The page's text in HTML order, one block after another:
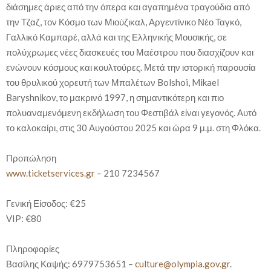
διάσημες άριες από την όπερα και αγαπημένα τραγούδια από
την Τζαζ, τον Κόσμο των Μιούζικαλ, Αργεντίνικο Νέο Ταγκό,
Γαλλικό Καμπαρέ, αλλά και της Ελληνικής Μουσικής, σε
πολύχρωμες νέες διασκευές του Μαέστρου που διασχίζουν και
ενώνουν κόσμους και κουλτούρες. Μετά την ιστορική παρουσία
του θρυλικού χορευτή των Μπαλέτων Bolshoi, Mikael
Baryshnikov, το μακρινό 1997, η σημαντικότερη και πιο
πολυαναμενόμενη εκδήλωση του Φεστιβάλ είναι γεγονός. Αυτό
το καλοκαίρι, στις 30 Αυγούστου 2025 και ώρα 9 μ.μ. στη Φλόκα.
Προπώληση
www.ticketservices.gr – 210 7234567
Γενική Είσοδος: €25
VIP: €80
Πληροφορίες
Βασίλης Καψής: 6979753651‬ – culture@olympia.gov.gr.